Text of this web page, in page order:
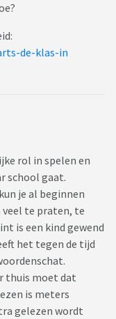
de-klas-in
rol in spelen en
school gaat.
je al beginnen
te praten, te
is een kind gewend
het tegen de tijd
thuis moet dat
is meters
gelezen wordt